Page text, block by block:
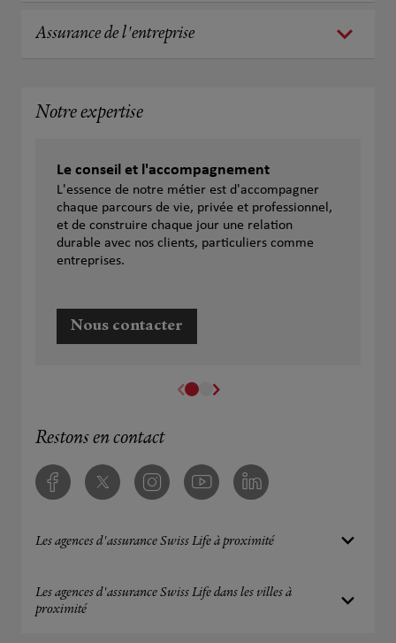
Assurance de l'entreprise
Notre expertise
Le conseil et l'accompagnement
L'essence de notre métier est d'accompagner
chaque parcours de vie, privée et professionnel,
et de construire chaque jour une relation
durable avec nos clients, particuliers comme
entreprises.
Nous contacter
Restons en contact
FacebookTwitter InstagramYoutube Linkedin
Les agences d'assurance Swiss Life à proximité
Les agences d'assurance Swiss Life dans les villes à
proximité